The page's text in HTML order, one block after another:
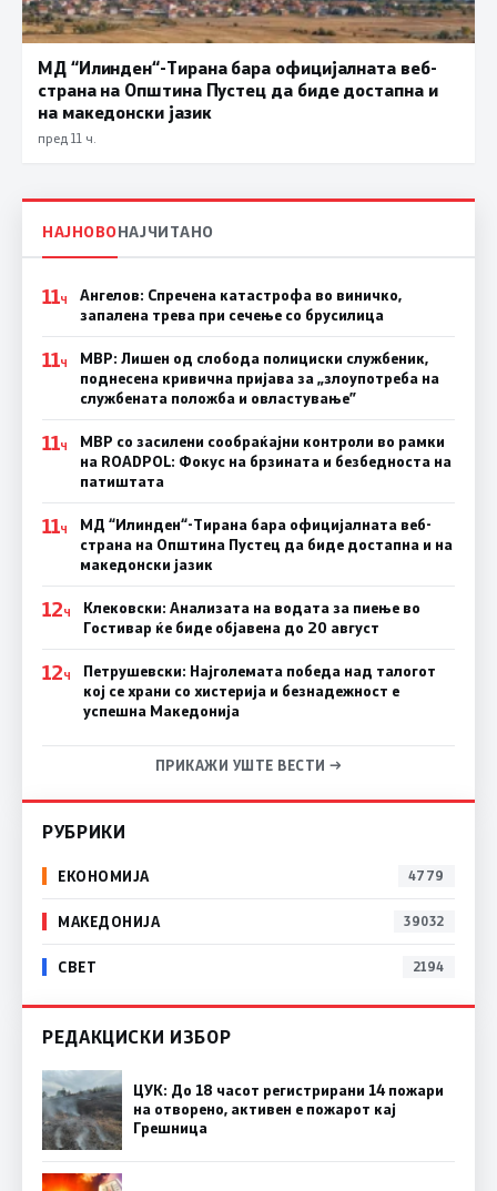
МД “Илинден“-Тирана бара официјалната веб-
страна на Општина Пустец да биде достапна и
на македонски јазик
пред 11 ч.
НАЈНОВОНАЈЧИТАНО
11Ч
Ангелов: Спречена катастрофа во виничко,
запалена трева при сечење со брусилица
11Ч
МВР: Лишен од слобода полициски службеник,
поднесена кривична пријава за „злоупотреба на
службената положба и овластување”
11Ч
МВР со засилени сообраќајни контроли во рамки
на ROADPOL: Фокус на брзината и безбедноста на
патиштата
11Ч
МД “Илинден“-Тирана бара официјалната веб-
страна на Општина Пустец да биде достапна и на
македонски јазик
12Ч
Клековски: Анализата на водата за пиење во
Гостивар ќе биде објавена до 20 август
12Ч
Петрушевски: Најголемата победа над талогот
кој се храни со хистерија и безнадежност е
успешна Македонија
ПРИКАЖИ УШТЕ ВЕСТИ →
РУБРИКИ
ЕКОНОМИЈА 4779
МАКЕДОНИЈА 39032
СВЕТ 2194
РЕДАКЦИСКИ ИЗБОР
ЦУК: До 18 часот регистрирани 14 пожари
на отворено, активен е пожарот кај
Грешница